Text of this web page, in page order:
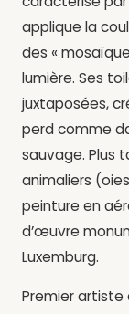
applique la
des «
lumière. Ses
juxtaposées,
perd comme
sauvage. Plus
animaliers
peinture en
d’œuvre
Luxemburg.
Premier artiste